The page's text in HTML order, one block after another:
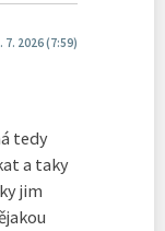
7. 2026 (7:59)
tedy
a taky
jim